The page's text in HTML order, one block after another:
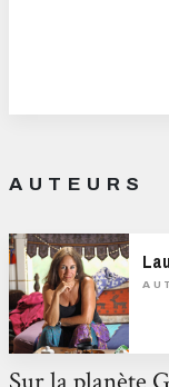
AUTEURS